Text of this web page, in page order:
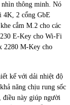
thông minh. Nó
4K, 2 cổng GbE
cắm M.2 cho các
E-Key cho Wi-Fi
2280 M-Key cho
kế với dải nhiệt độ
năng chịu rung sốc
điều này giúp người